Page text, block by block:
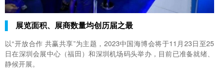
展览面积、展商数量均创历届之最
以“开放合作 共赢共享”为主题，2023中国海博会将于11月23日至25
日在深圳会展中心（福田）和深圳机场码头举办，目前已准备就绪、
静候开展。